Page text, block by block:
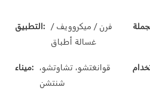
التطبيق: فرن / ميكروويف /
غسالة أطباق
ميناء: قوانغتشو، تشاوتشو،
شنتشن